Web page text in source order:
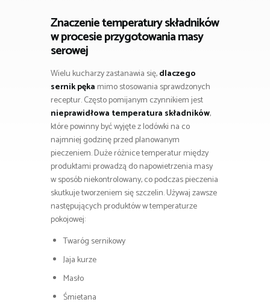
Znaczenie temperatury składników
w procesie przygotowania masy
serowej
Wielu kucharzy zastanawia się,dlaczego
sernik pęka mimo stosowania sprawdzonych
receptur. Często pomijanym czynnikiem jest
nieprawidłowa temperatura składników,
które powinny być wyjęte z lodówki na co
najmniej godzinę przed planowanym
pieczeniem. Duże różnice temperatur między
produktami prowadzą do napowietrzenia masy
w sposób niekontrolowany, co podczas pieczenia
skutkuje tworzeniem się szczelin. Używaj zawsze
następujących produktów w temperaturze
pokojowej:
Twaróg sernikowy
Jaja kurze
Masło
Śmietana